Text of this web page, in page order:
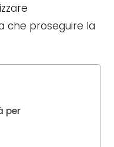
che proseguire la
per